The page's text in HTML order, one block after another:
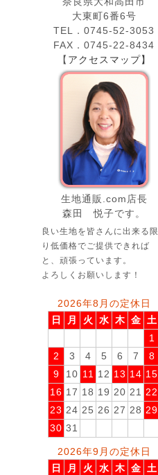
大東町6番6号
TEL．0745-52-3053
FAX．0745-22-8434
【 アクセスマップ】
生地通販.com店長
森田 悦子です。
良い生地を皆さんに出来る限
り低価格でご提供できれば
と、頑張っています。
よろしくお願いします！
2026年8月の定休日
日
月 火 水 木 金 土
1
2
3 4 5 6 7
8
9
10 11 12 13 14 15
16 17 18 19 20 21 22
23 24 25 26 27 28 29
30 31
2026年9月の定休日
日
月 火 水 木 金 土